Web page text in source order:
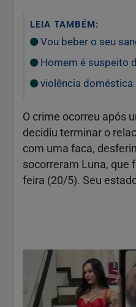
LEIA TAMBÉM:
Vou beber o seu
Homem é suspeito
violência doméstica
O crime ocorreu após
decidiu terminar o
com uma faca,
socorreram Luna, que
feira (20/5). Seu